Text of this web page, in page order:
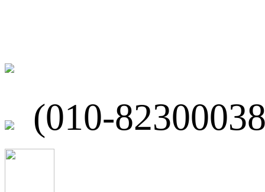
(010-